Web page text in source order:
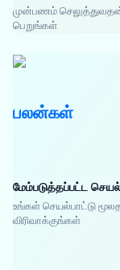
முன்பணம்
பெறுங்கள்
பலன்கள்
மேம்படுத்தப்பட்ட
உங்கள் செயல்பாட்டு
விரிவாக்குங்கள்